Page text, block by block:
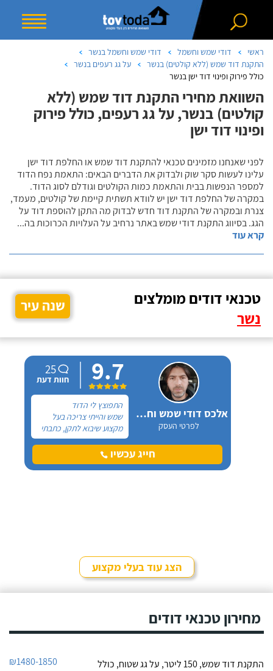
ראשי דודי שמש וחשמל
דודי שמש וחשמל בנשר
התקנת דוד שמש (ללא קולטים) בנשר
על גג רעפים בנשר
כולל פירוק ופינוי דוד ישן בנשר
השוואת מחירי התקנת דוד שמש (ללא
קולטים) בנשר, על גג רעפים, כולל פירוק
ופינוי דוד ישן
לפני שאנחנו מזמינים טכנאי להתקנת דוד שמש או החלפת דוד ישן
עלינו לעשות סקר שוק ולבדוק את הדברים הבאים: התאמת נפח הדוד
למספר הנפשות בבית והתאמת כמות הקולטים וגודלם לסוג הדוד.
במקרה של החלפת דוד ישן יש לוודא תשתית קיימת של קולטים, מעמד,
צנרת ובמקרה של התקנת דוד חדש לבדוק מה התקן להוספת דוד על
הגג. בסיווג התקנת דודי שמש באתר נרחיב על העלויות הכרוכות בה...
קרא עוד
טכנאי דודים מומלצים
נשר
שנה עיר
אלכס דודי שמש וחשמל
לפרטי העסק
9.7
25
חוות דעת
התפוצץ לי הדוד
שמש והייתי צריכה בעל
מקצוע שיבוא לתקן, כתבתי
בגוגל טכנאי דודים ואז
הגעתי לקבוצה של העיר
חיפה בפייסבוק, שם כמה
חייג עכשיו
הצג עוד בעלי מקצוע
מחירון טכנאי דודים
התקנת דוד שמש, 150 ליטר, על גג שטוח, כולל
₪1480-1850